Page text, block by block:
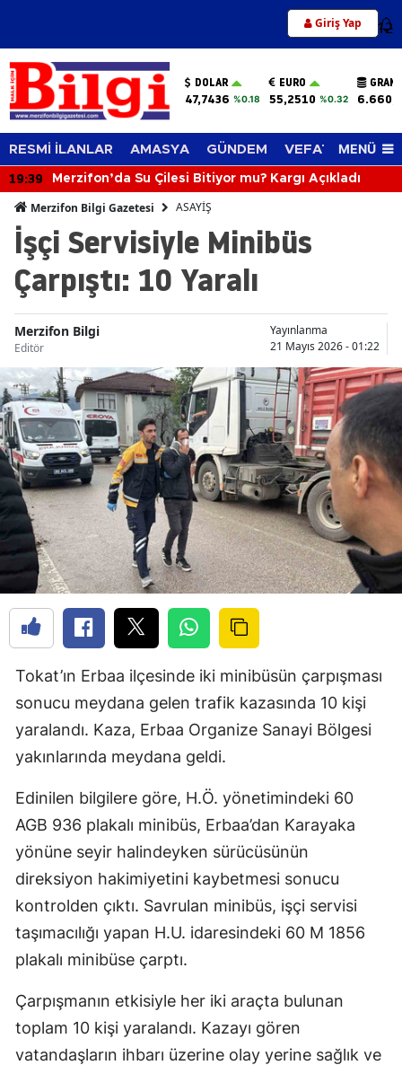
Giriş Yap 12
DOLAR
47,7436 %0.18
EURO
55,2510 %0.32
RESMİ İLANLAR AMASYA GÜNDEM VEFAT EDENLER
MENÜ
19:39 Merzifon’da Su Çilesi Bitiyor mu? Kargı Açıkladı
Merzifon Bilgi Gazetesi ASAYİŞ
İşçi Servisiyle Minibüs
Çarpıştı: 10 Yaralı
Merzifon Bilgi
Editör
Yayınlanma
21 Mayıs 2026 - 01:22
Tokat’ın Erbaa ilçesinde iki minibüsün çarpışması
sonucu meydana gelen trafik kazasında 10 kişi
yaralandı. Kaza, Erbaa Organize Sanayi Bölgesi
yakınlarında meydana geldi.
Edinilen bilgilere göre, H.Ö. yönetimindeki 60
AGB 936 plakalı minibüs, Erbaa’dan Karayaka
yönüne seyir halindeyken sürücüsünün
direksiyon hakimiyetini kaybetmesi sonucu
kontrolden çıktı. Savrulan minibüs, işçi servisi
taşımacılığı yapan H.U. idaresindeki 60 M 1856
plakalı minibüse çarptı.
Çarpışmanın etkisiyle her iki araçta bulunan
toplam 10 kişi yaralandı. Kazayı gören
vatandaşların ihbarı üzerine olay yerine sağlık ve